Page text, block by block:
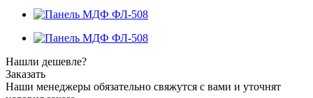
Нашли дешевле?
Заказать
Наши менеджеры обязательно свяжутся с вами и уточнят